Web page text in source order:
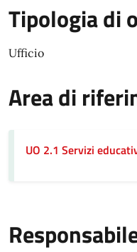
Tipologia di
Ufficio
Area di
UO 2.1 Servizi